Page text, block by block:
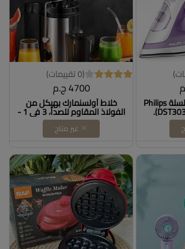
مكواة بخارية من سلسلة Philips
3000 (طراز DST3031/20).
(0 تقييمات)
4700 ج.م
خلاط أولسنمارك بهيكل من
الفولاذ المقاوم للصدأ، 3 في 1 -
محرك قوي 800 واط - قفل
أمان - سعة كبيرة - سرعتان مع
نبضات - شفرة من الفولاذ
لمدة عامين DOLLAR FOR
IMPOR T كود B07PGQ446N
غير متاح